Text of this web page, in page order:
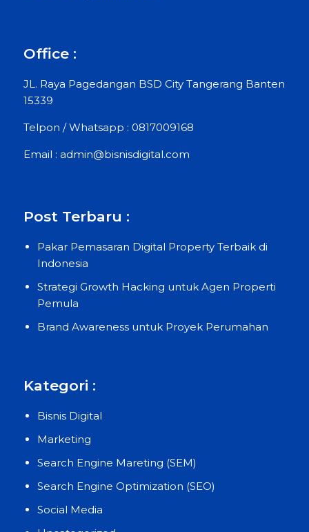
Office :
JL. Raya Pagedangan BSD City Tangerang Banten
15339
Telpon / Whatsapp : 0817009168
Email : admin@bisnisdigital.com
Post Terbaru :
Pakar Pemasaran Digital Property Terbaik di
Indonesia
Strategi Growth Hacking untuk Agen Properti
Pemula
Brand Awareness untuk Proyek Perumahan
Kategori :
Bisnis Digital
Marketing
Search Engine Mareting (SEM)
Search Engine Optimization (SEO)
Social Media